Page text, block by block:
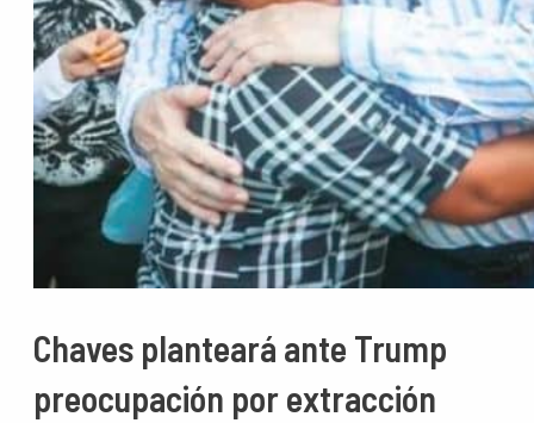
Chaves planteará ante Trump
preocupación por extracción